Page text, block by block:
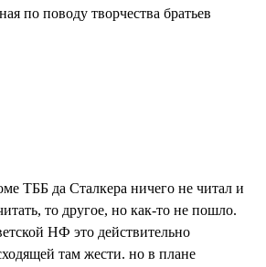
по поводу творчества братьев
ТББ да Сталкера ничего не читал и
то другое, но как-то не пошло.
НФ это действительно
там жести. но в плане